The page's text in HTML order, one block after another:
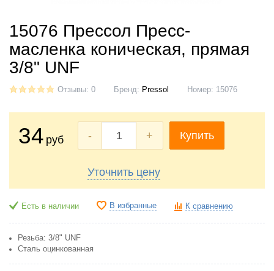
15076 Прессол Пресс-
масленка коническая, прямая
3/8" UNF
Отзывы: 0 Бренд: Pressol Номер: 15076
34 руб - + Купить
Уточнить цену
Есть в наличии В избранные К сравнению
Резьба: 3/8" UNF
Сталь оцинкованная